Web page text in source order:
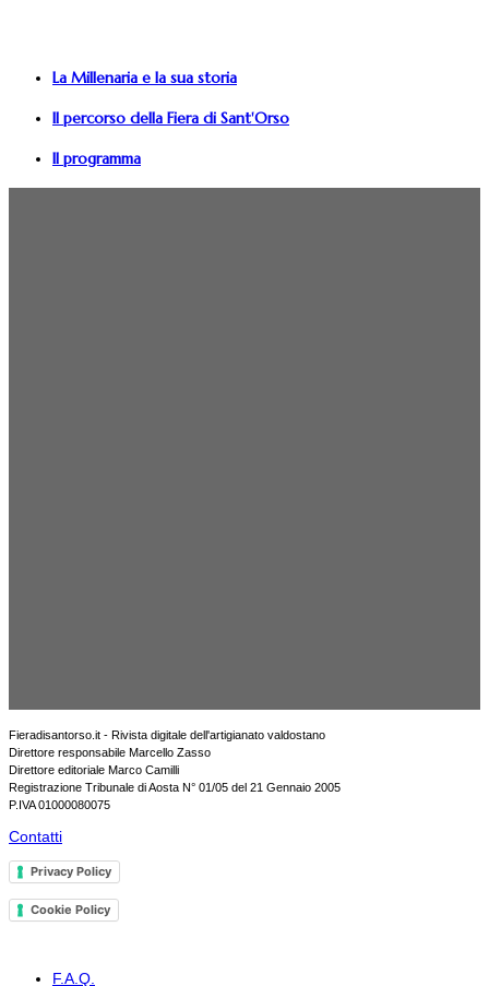
La Millenaria e la sua storia
Il percorso della Fiera di Sant'Orso
Il programma
Fieradisantorso.it - Rivista digitale dell'artigianato valdostano
Direttore responsabile Marcello Zasso
Direttore editoriale Marco Camilli
Registrazione Tribunale di Aosta N° 01/05 del 21 Gennaio 2005
P.IVA 01000080075
Contatti
Privacy Policy
Cookie Policy
F.A.Q.